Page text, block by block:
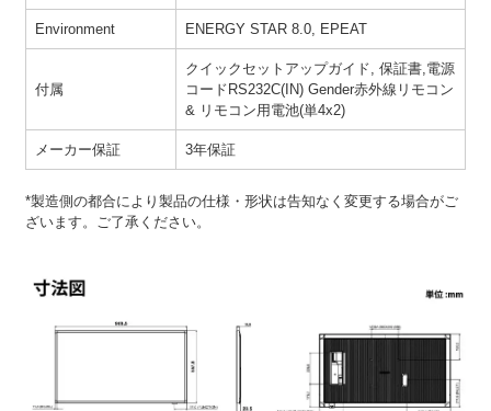
Environment ENERGY STAR 8.0, EPEAT
付属
クイックセットアップガイド, 保証書,電源
コードRS232C(IN) Gender赤外線リモコン
& リモコン用電池(単4x2)
メーカー保証 3年保証
*製造側の都合により製品の仕様・形状は告知なく変更する場合がご
ざいます。ご了承ください。